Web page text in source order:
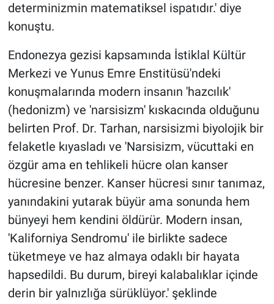
determinizmin matematiksel ispatıdır.' diye
konuştu.
Endonezya gezisi kapsamında İstiklal Kültür
Merkezi ve Yunus Emre Enstitüsü'ndeki
konuşmalarında modern insanın 'hazcılık'
(hedonizm) ve 'narsisizm' kıskacında olduğunu
belirten Prof. Dr. Tarhan, narsisizmi biyolojik bir
felaketle kıyasladı ve 'Narsisizm, vücuttaki en
özgür ama en tehlikeli hücre olan kanser
hücresine benzer. Kanser hücresi sınır tanımaz,
yanındakini yutarak büyür ama sonunda hem
bünyeyi hem kendini öldürür. Modern insan,
'Kaliforniya Sendromu' ile birlikte sadece
tüketmeye ve haz almaya odaklı bir hayata
hapsedildi. Bu durum, bireyi kalabalıklar içinde
derin bir yalnızlığa sürüklüyor.' şeklinde